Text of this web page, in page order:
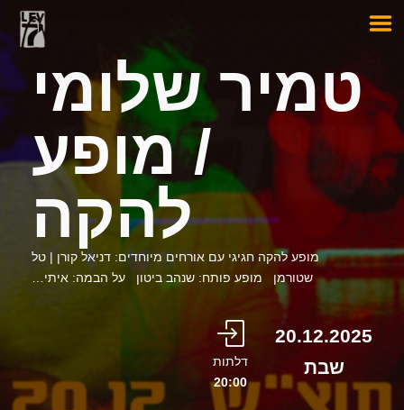
טמיר שלומי
/ מופע
להקה
מופע להקה חגיגי עם אורחים מיוחדים: דניאל קורן | טל
שטורמן מופע פותח: שנהב ביטון על הבמה: איתי…
20.12.2025
שבת
דלתות
20:00